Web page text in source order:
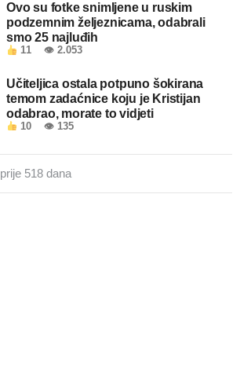
Ovo su fotke snimljene u ruskim
podzemnim željeznicama, odabrali
smo 25 najluđih
11 👁 2.053
Učiteljica ostala potpuno šokirana
temom zadaćnice koju je Kristijan
odabrao, morate to vidjeti
10 👁 135
prije 518 dana